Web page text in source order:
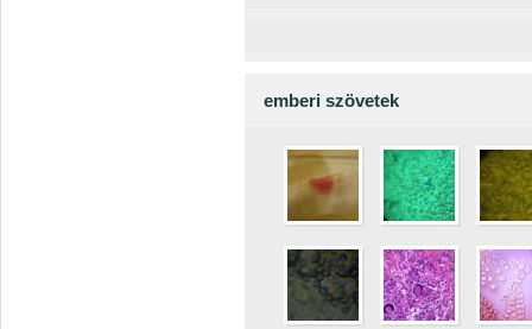
emberi szövetek